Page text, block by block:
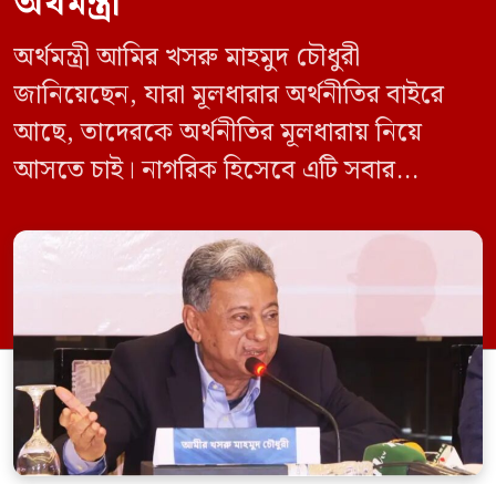
অর্থমন্ত্রী আমির খসরু মাহমুদ চৌধুরী
জানিয়েছেন, যারা মূলধারার অর্থনীতির বাইরে
আছে, তাদেরকে অর্থনীতির মূলধারায় নিয়ে
আসতে চাই। নাগরিক হিসেবে এটি সবার
না, অর্থনীতিতেও গণতন্ত্র থাকতে হবে। সে জন্য
সরকার অর্থনীতির গণতন্ত্রীকরণের ওপর গুরুত্ব
দিচ্ছে। রোববার (১০ মে) রাজধানীর
আগারগাঁওয়ে অনানুষ্ঠানিক খাতের উন্নয়নে
পিকেএসএফ ও বিশ্বব্যাংকের যৌথ প্রকল্প
‘রেইজ’-এর ২য় […]